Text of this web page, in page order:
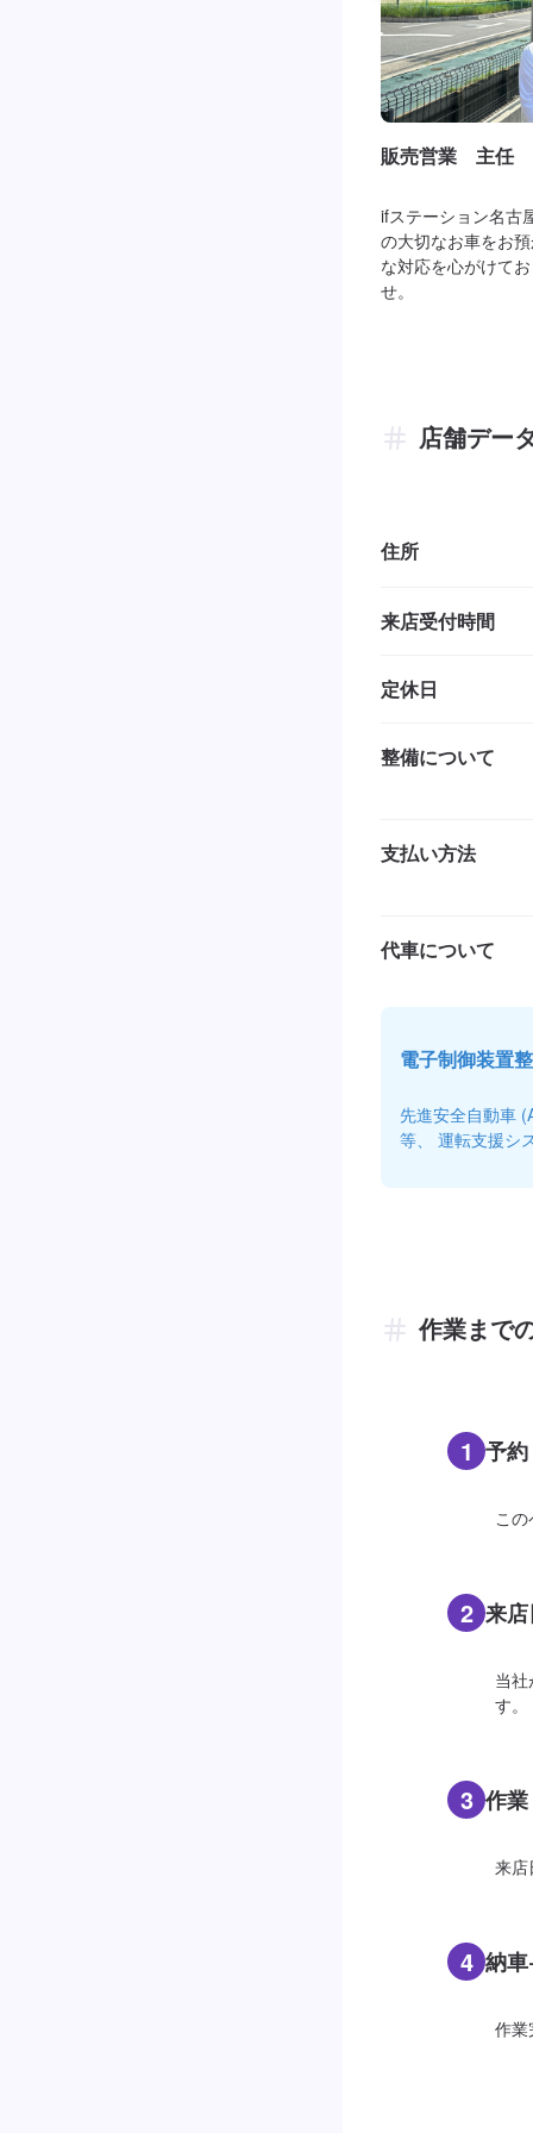
販売営業 主任
ifステーション名古
の大切なお車をお
な対応を心がけて
せ。
店舗デー
住所
来店受付時間
定休日
整備について
支払い方法
代車について
電子制御装置
先進安全自動車
等、 運転支援シ
作業まで
1 予
こ
2 来
当
す。
3 作業
来店
4 納
作業